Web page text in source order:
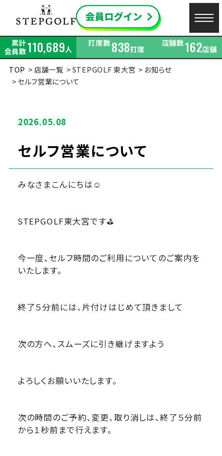
累計
会員数110,689人
打席数838打席
店舗数162店舗
TOP
店舗一覧 STEPGOLF 東大宮
お知らせ
セルフ営業について
2026.05.08
セルフ営業について
みなさまこんにちは☺
STEPGOLF東大宮です⛳
今一度、セルフ時間のご利用についてのご案内を
いたします。
終了５分前には、片付けはじめて頂きまして
次の方へ、スムーズに引き継げますよう
よろしくお願いいたします。
次の時間のご予約、変更、取り消しは、終了５分前
から１秒前まで行えます。